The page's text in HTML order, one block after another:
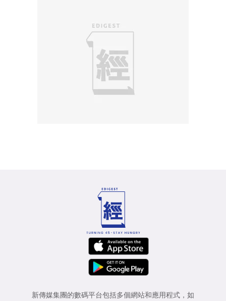
新傳媒集團的數碼平台包括多個網站和應用程式，如